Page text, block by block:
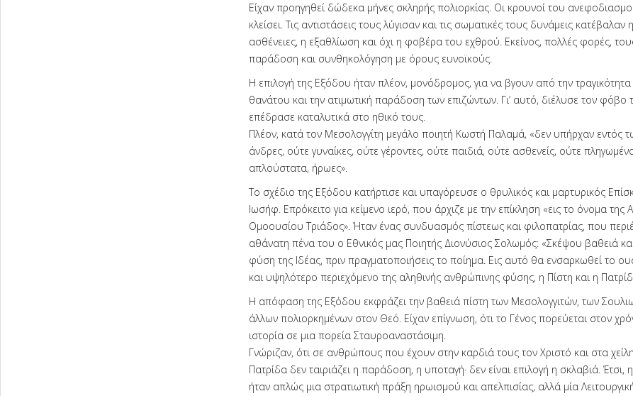
Είχαν προηγηθεί δώδεκα μήνες σκληρής πολιορκίας. Οι κρουνοί του
κλείσει. Τις αντιστάσεις τους λύγισαν και τις σωματικές τους δυνάμεις κατέβαλαν
ασθένειες, η εξαθλίωση και όχι η φοβέρα του εχθρού. Εκείνος, πολλές φορές,
παράδοση και συνθηκολόγηση με όρους ευνοϊκούς.
Η επιλογή της Εξόδου ήταν πλέον, μονόδρομος, για να βγουν από την
θανάτου και την ατιμωτική παράδοση των επιζώντων. Γι’ αυτό, διέλυσε τον φόβο
επέδρασε καταλυτικά στο ηθικό τους.
Πλέον, κατά τον Μεσολογγίτη μεγάλο ποιητή Κωστή Παλαμά, «δεν υπήρχαν εντός
άνδρες, ούτε γυναίκες, ούτε γέροντες, ούτε παιδιά, ούτε ασθενείς, ούτε
απλούστατα, ήρωες».
Το σχέδιο της Εξόδου κατήρτισε και υπαγόρευσε ο θρυλικός και μαρτυρικός
Ιωσήφ. Επρόκειτο για κείμενο ιερό, που άρχιζε με την επίκληση «εις το όνομα της
Ομοουσίου Τριάδος». Ήταν ένας συνδυασμός πίστεως και φιλοπατρίας, που
αθάνατη πένα του ο Εθνικός μας Ποιητής Διονύσιος Σολωμός: «Σκέψου βαθειά
φύση της Ιδέας, πριν πραγματοποιήσεις το ποίημα. Εις αυτό θα ενσαρκωθεί το
και υψηλότερο περιεχόμενο της αληθινής ανθρώπινης φύσης, η Πίστη και η
Η απόφαση της Εξόδου εκφράζει την βαθειά πίστη των Μεσολογγιτών, των
άλλων πολιορκημένων στον Θεό. Είχαν επίγνωση, ότι το Γένος πορεύεται στον
ιστορία σε μια πορεία Σταυροαναστάσιμη.
Γνώριζαν, ότι σε ανθρώπους που έχουν στην καρδιά τους τον Χριστό και στα
Πατρίδα δεν ταιριάζει η παράδοση, η υποταγή· δεν είναι επιλογή η σκλαβιά. Έτσι,
ήταν απλώς μια στρατιωτική πράξη ηρωισμού και απελπισίας, αλλά μία